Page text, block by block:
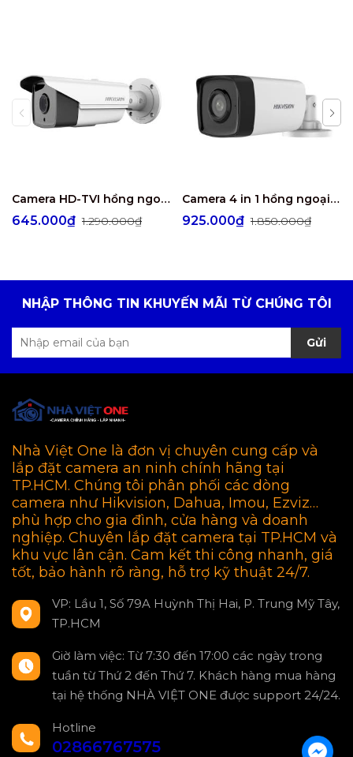
Camera HD-TVI hồng ngoại 3.0 Megapixel HIKVISION DS-2CE16F1T-IT3
645.000₫1.290.000₫
Camera 4 in 1 hồng ngoại 5.0 Megapixel HIKVISION DS-2CE17H0T-IT3FS
925.000₫1.850.000₫
NHẬP THÔNG TIN KHUYẾN MÃI TỪ CHÚNG TÔI
Gửi
Nhà Việt One là đơn vị chuyên cung cấp và
lắp đặt camera an ninh chính hãng tại
TP.HCM. Chúng tôi phân phối các dòng
camera như Hikvision, Dahua, Imou, Ezviz…
phù hợp cho gia đình, cửa hàng và doanh
nghiệp. Chuyên lắp đặt camera tại TP.HCM và
khu vực lân cận. Cam kết thi công nhanh, giá
tốt, bảo hành rõ ràng, hỗ trợ kỹ thuật 24/7.
VP: Lầu 1, Số 79A Huỳnh Thị Hai, P. Trung Mỹ Tây,
TP.HCM
Giờ làm việc: Từ 7:30 đến 17:00 các ngày trong
tuần từ Thứ 2 đến Thứ 7. Khách hàng mua hàng
tại hệ thống NHÀ VIỆT ONE được support 24/24.
Hotline
02866767575